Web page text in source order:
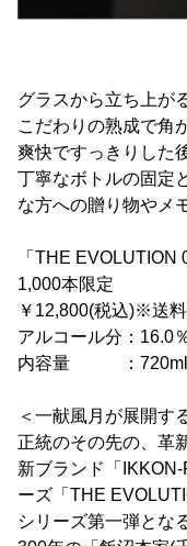
グラスから立ち上が
こだわりの熟成で角
爽快ですっきりした
丁寧なボトルの固定
な方への贈り物やメ
「THE EVOLUTION
1,000本限定
￥12,800(税込)※送料
アルコール分：16.0
内容量 ：720ml
＜一献風月が展開す
正統のその先の、革
新ブランド「
ーズ「THE
シリーズ第一弾とな